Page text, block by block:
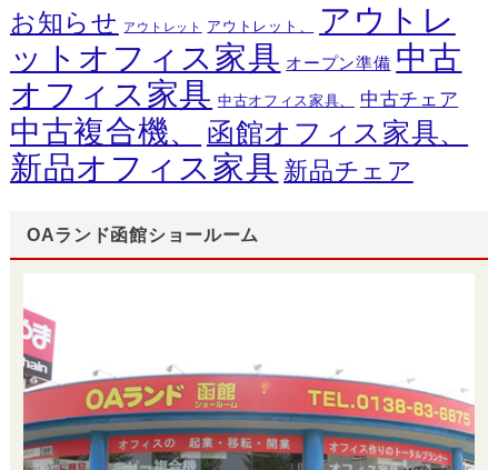
お知らせ アウトレット アウトレット、
アウトレ
ットオフィス家具 オープン準備 中古
オフィス家具 中古オフィス家具、 中古チェア
中古複合機、 函館オフィス家具、
新品オフィス家具 新品チェア
OAランド函館ショールーム